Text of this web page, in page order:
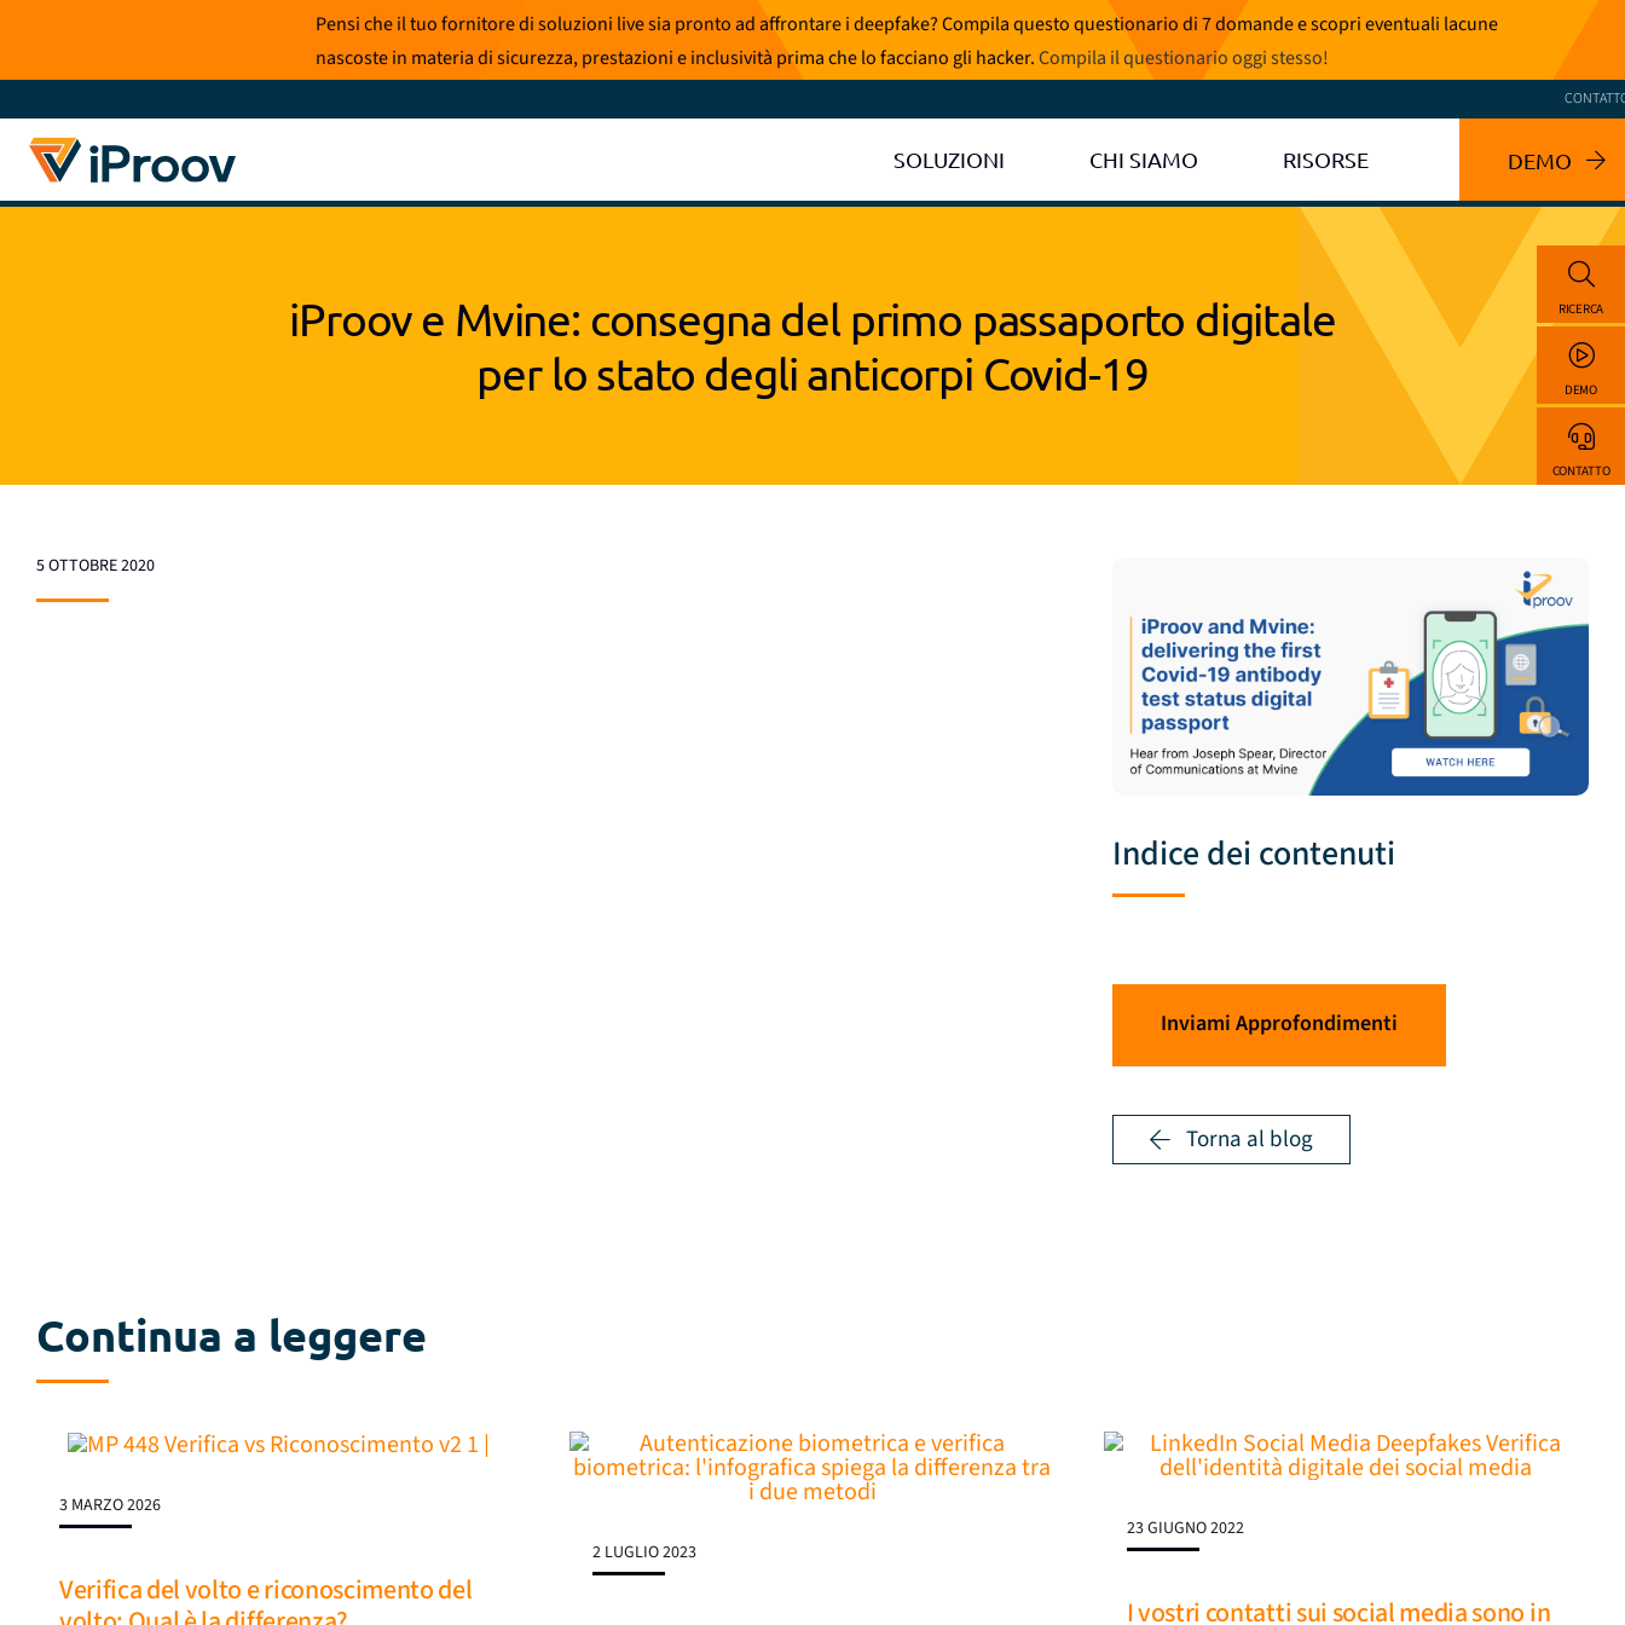
contenuto
Pensi che il tuo fornitore di soluzioni live sia pronto ad affrontare i deepfake? Compila questo questionario di 7 domande e scopri eventuali lacune
nascoste in materia di sicurezza, prestazioni e inclusività prima che lo facciano gli hacker.Compila il questionario oggi stesso!
SOLUZIONI CHI SIAMO RISORSE DEMO
iProov e Mvine: consegna del primo passaporto digitale
per lo stato degli anticorpi Covid-19
5 OTTOBRE 2020
Indice dei contenuti
Inviami Approfondimenti
Torna al blog
Continua a leggere
3 MARZO 2026
Verifica del volto e riconoscimento del
2 LUGLIO 2023
23 GIUGNO 2022
I vostri contatti sui social media sono in
RICERCA
DEMO
CONTATTO